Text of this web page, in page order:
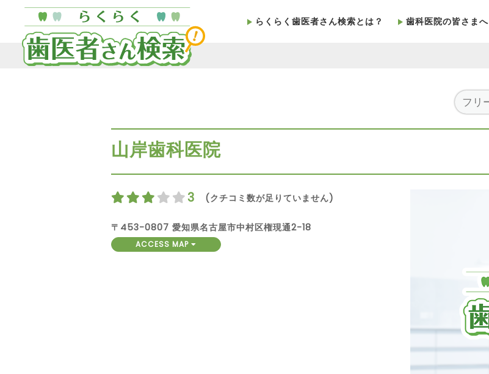
らくらく歯医者さん検索とは？ 歯科医院の皆さまへ
山岸歯科医院
3 (クチコミ数が足りていません)
〒453-0807 愛知県名古屋市中村区権現通2-18
ACCESS MAP